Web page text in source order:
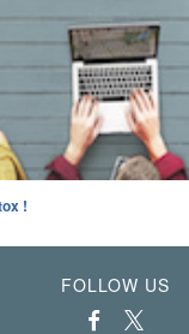
!
FOLLOW US